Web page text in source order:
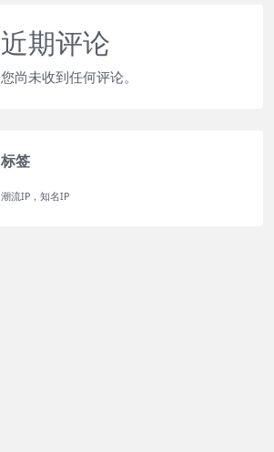
近期评论
您尚未收到任何评论。
标签
潮流IP，知名IP